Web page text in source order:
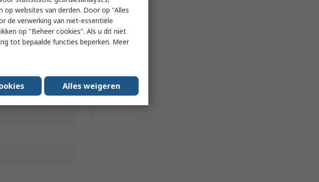
websites van derden. Door op "Alles
de verwerking van niet-essentiële
op "Beheer cookies". Als u dit niet
tot bepaalde functies beperken. Meer
Alles weigeren